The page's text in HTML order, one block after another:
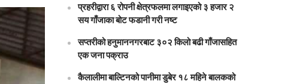
प्रहरीद्वारा ६ रोपनी क्षेत्रफलमा लगाइएको ३ हजार २
सय गाँजाका बोट फडानी गरी नष्ट
सप्तरीको हनुमाननगरबाट ३०२ किलो बढी गाँजासहित
एक जना पक्राउ
कैलालीमा बाल्टिनको पानीमा डुबेर १८ महिने बालकको